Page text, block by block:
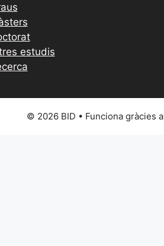
estudis
© 2026 BID • Funciona gràcies a